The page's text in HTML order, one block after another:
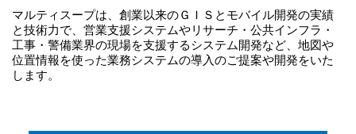
マルティスープは、創業以来のＧＩＳとモバイル開発の実績
と技術力で、営業支援システムやリサーチ・公共インフラ・
工事・警備業界の現場を支援するシステム開発など、地図や
位置情報を使った業務システムの導入のご提案や開発をいた
します。